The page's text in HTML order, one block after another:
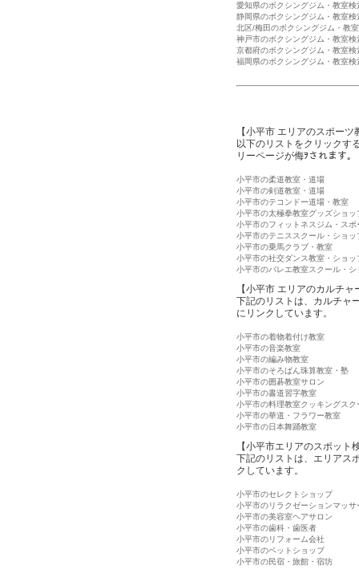
愛知県のボクシングジム・教室検
静岡県のボクシングジム・教室検
北区/梅田のボクシングジム・教
神戸市のボクシングジム・教室検
京都府のボクシングジム・教室検
福岡県のボクシングジム・教室検
【小平市 エリアのスポー
以下のリストをクリックす
リーページが侮ｦされます。
小平市の柔道教室・道場
小平市の剣道教室・道場
小平市のテコンドー道場・教室
小平市の太極拳教室グッズショッ
小平市のフィットネスジム・スポ
小平市のテニススクール・ショッ
小平市の乗馬クラブ・教室
小平市の社交ダンス教室・ショッ
小平市のバレエ教室スクール・シ
【小平市 エリアのカルチ
下記のリストは、カルチャ
にリンクしています。
小平市の着物着付け教室
小平市の音楽教室
小平市の編み物教室
小平市のそろばん珠算教室・塾
小平市の囲碁教室サロン
小平市の書道習字教室
小平市の料理教室クッキングスク
小平市の華道・フラワー教室
小平市の日本舞踊教室
【小平市エリアのスポット
下記のリストは、エリアス
クしています。
小平市のセレクトショップ
小平市のリラクゼーションマッサ
小平市の美容室ヘアサロン
小平市の歯科・歯医者
小平市のリフォーム会社
小平市のペットショップ
小平市の民宿・旅館・宿坊